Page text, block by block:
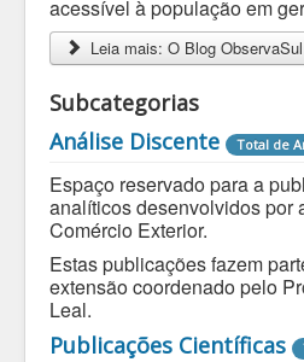
acessível à população em
Leia mais: O Blog ObservaSul
Subcategorias
Análise Discente
Total de
Espaço reservado para a
analíticos desenvolvidos por
Comércio Exterior.
Estas publicações fazem
extensão coordenado pelo
Leal.
Publicações Científicas